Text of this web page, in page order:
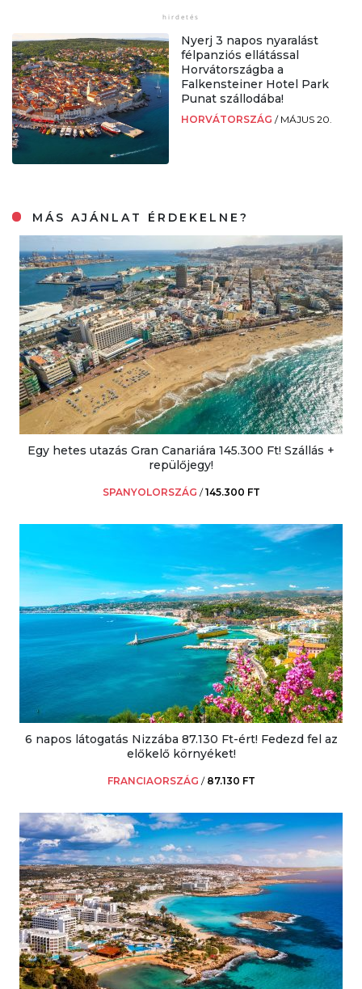
Nyerj 3 napos nyaralást
félpanziós ellátással
Horvátországba a
Falkensteiner Hotel Park
Punat szállodába!
HORVÁTORSZÁG / MÁJUS 20.
MÁS AJÁNLAT ÉRDEKELNE?
Egy hetes utazás Gran Canariára 145.300 Ft! Szállás +
repülőjegy!
SPANYOLORSZÁG /145.300 FT
6 napos látogatás Nizzába 87.130 Ft-ért! Fedezd fel az
előkelő környéket!
FRANCIAORSZÁG / 87.130 FT